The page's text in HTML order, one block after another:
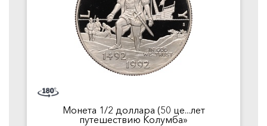
Монета 1/2 доллара (50 це...лет
путешествию Колумба»